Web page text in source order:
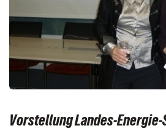
Vorstellung Landes-